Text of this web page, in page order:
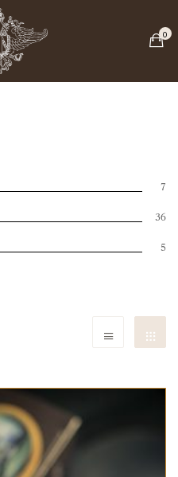
7
36
5